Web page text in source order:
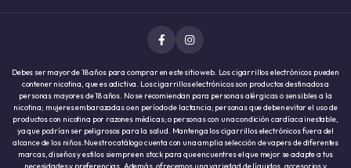
Debes ser mayor de 18 años para comprar en este sitio web. Los cigarrillos electrónicos pueden
contener nicotina, que es adictiva. Los cigarrillos electrónicos son productos destinados a
personas mayores de 18 años. No se recomiendan para personas alérgicas o sensibles a la
nicotina; mujeres embarazadas o en período de lactancia; personas que deben evitar el uso de
productos con nicotina por razones médicas; o personas con una condición cardíaca inestable,
ya que podrían ser peligrosos para la salud. Mantenga los cigarrillos electrónicos fuera del
alcance de los niños.Nuestro catálogo cuenta con una amplia selección de vapers de diferentes
marcas, diseños y estilos siempre en stock para que encuentres el que mejor se adapte a tus